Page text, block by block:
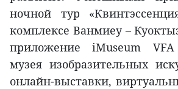
ночной тур
комплексе Ванмиеу –
приложение iMuseum VFA
музея изобразительных
онлайн-выставки,